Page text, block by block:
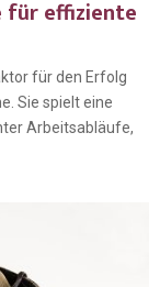
für effiziente
für den Erfolg
Sie spielt eine
Arbeitsabläufe,